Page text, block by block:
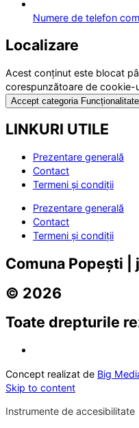
Numere de telefon
Localizare
Acest conținut este blocat
corespunzătoare de cookie-
Accept categoria Funcționalitate
LINKURI UTILE
Prezentare generală
Contact
Termeni și condiții
Prezentare generală
Contact
Termeni și condiții
Comuna Popești |
© 2026
Toate drepturile
Concept realizat de Big
Skip to content
Instrumente de accesibilitate